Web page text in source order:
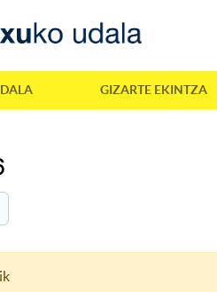
GIZARTE EKINTZA